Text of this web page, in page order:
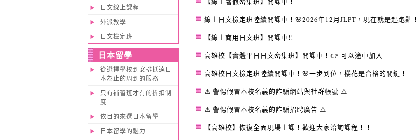
線上日文檢定班陸續開課中！🌸2026年12月JLPT，現在就是起跑點！
【線上商用日文班】開課中!!
高雄校【實體平日日文密集班】開課中！👉 可以途中加入
高雄校日文檢定班陸續開課中！🌸一步到位，櫻花是合格的關鍵！
⚠️ 警惕假冒本校名義的詐騙網站與社群帳號 ⚠️
⚠️ 警惕假冒本校名義的詐騙招聘廣告 ⚠️
【高雄校】恢復全面現場上課！歡迎大家洽詢課程！！
日文線上課程
外派教學
日文檢定班
日本留學
從選擇學校到安排抵達日
本為止的周到的服務
只有補習班才有的折扣制
度
依目的來選日本留學
日本留學的魅力